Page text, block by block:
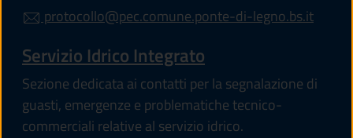
protocollo@pec.comune.ponte-di-legno.bs.it
Servizio Idrico Integrato
Sezione dedicata ai contatti per la segnalazione di
guasti, emergenze e problematiche tecnico-
commerciali relative al servizio idrico.